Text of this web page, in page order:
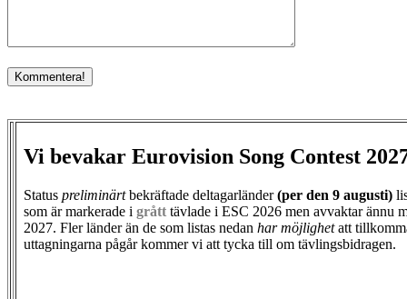
Vi bevakar Eurovision Song Contest
Status preliminärtbekräftade deltagarländer(per den 9 augusti)
som är markerade i grått tävlade i ESC 2026 men avvaktar ännu
2027. Fler länder än de som listas nedan har möjlighetatt
uttagningarna pågår kommer vi att tycka till om tävlingsbidragen.